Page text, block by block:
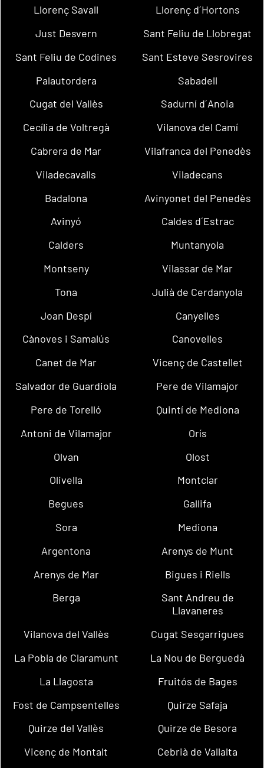
Llorenç Savall
Llorenç d´Hortons
Just Desvern
Sant Feliu de Llobregat
Sant Feliu de Codines
Sant Esteve Sesrovires
Palautordera
Sabadell
Cugat del Vallès
Sadurní d´Anoia
Cecília de Voltregà
Vilanova del Camí
Cabrera de Mar
Vilafranca del Penedès
Viladecavalls
Viladecans
Badalona
Avinyonet del Penedès
Avinyó
Caldes d´Estrac
Calders
Muntanyola
Montseny
Vilassar de Mar
Tona
Julià de Cerdanyola
Joan Despí
Canyelles
Cànoves i Samalús
Canovelles
Canet de Mar
Vicenç de Castellet
Salvador de Guardiola
Pere de Vilamajor
Pere de Torelló
Quintí de Mediona
Antoni de Vilamajor
Orís
Olvan
Olost
Olivella
Montclar
Begues
Gallifa
Sora
Mediona
Argentona
Arenys de Munt
Arenys de Mar
Bigues i Riells
Berga
Sant Andreu de
Llavaneres
Vilanova del Vallès
Cugat Sesgarrigues
La Pobla de Claramunt
La Nou de Berguedà
La Llagosta
Fruitós de Bages
Fost de Campsentelles
Quirze Safaja
Quirze del Vallès
Quirze de Besora
Vicenç de Montalt
Cebrià de Vallalta